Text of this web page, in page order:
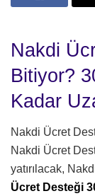
Nakdi
Bitiyor?
Kadar
Nakdi Ücret
Nakdi Ücret
yatırılacak,
Ücret Desteği